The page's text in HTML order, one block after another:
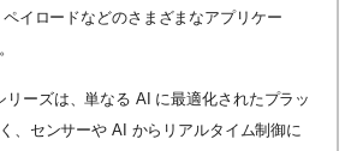
イロードなどのさまざまなアプリケー
リーズは、単なる AI に最適化されたプラッ
、センサーや AI からリアルタイム制御に